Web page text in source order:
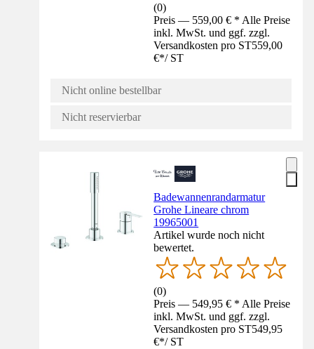
(0)
Preis — 559,00 € * Alle Preise
inkl. MwSt. und ggf. zzgl.
Versandkosten pro ST559,00
€*/ ST
Nicht online bestellbar
Nicht reservierbar
Badewannenrandarmatur
Grohe Lineare chrom
19965001
Artikel wurde noch nicht
bewertet.
(0)
Preis — 549,95 € * Alle Preise
inkl. MwSt. und ggf. zzgl.
Versandkosten pro ST549,95
€*/ ST